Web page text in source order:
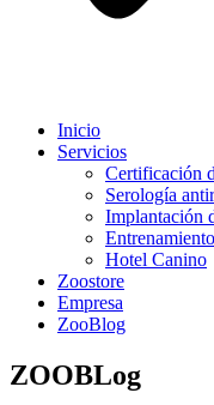
Inicio
Servicios
Certificación
Serología
Implantación
Hotel Canino
Zoostore
Empresa
ZooBlog
ZOOBLog